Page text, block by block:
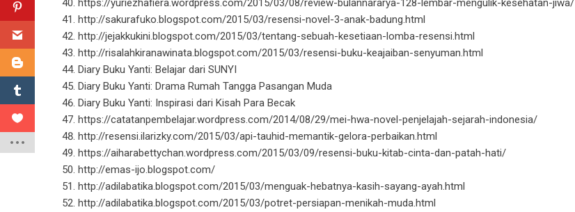
https://yuriezhafiera.wordpress.com/2015/03/08/review-bulannararya-128-lembar-mengulik-kesehatan-jiwa/​
http://sakurafuko.blogspot.com/2015/03/resensi-novel-3-anak-badung.html
http://jejakkukini.blogspot.com/2015/03/tentang-sebuah-kesetiaan-lomba-resensi.html
http://risalahkiranawinata.blogspot.com/2015/03/resensi-buku-keajaiban-senyuman.html
Diary Buku Yanti: Belajar dari SUNYI
Diary Buku Yanti: Drama Rumah Tangga Pasangan Muda
Diary Buku Yanti: Inspirasi dari Kisah Para Becak
https://catatanpembelajar.wordpress.com/2014/08/29/mei-hwa-novel-penjelajah-sejarah-indonesia/
http://resensi.ilarizky.com/2015/03/api-tauhid-memantik-gelora-perbaikan.html
https://aiharabettychan.wordpress.com/2015/03/09/resensi-buku-kitab-cinta-dan-patah-hati/
http://emas-ijo.blogspot.com/
http://adilabatika.blogspot.com/2015/03/menguak-hebatnya-kasih-sayang-ayah.html
http://adilabatika.blogspot.com/2015/03/potret-persiapan-menikah-muda.html